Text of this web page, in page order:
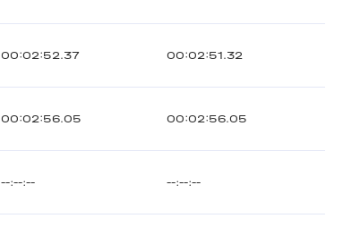
00:02:52.37 00:02:51.32
00:02:56.05 00:02:56.05
--:--:-- --:--:--